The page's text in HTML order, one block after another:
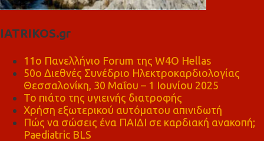
IATRIKOS.gr
11ο Πανελλήνιο Forum της W4O Hellas
50ο Διεθνές Συνέδριο Ηλεκτροκαρδιολογίας
Θεσσαλονίκη, 30 Μαΐου – 1 Ιουνίου 2025
Το πιάτο της υγιεινής διατροφής
Χρήση εξωτερικού αυτόματου απινιδωτή
Πώς να σώσεις ένα ΠΑΙΔΙ σε καρδιακή ανακοπή;
Paediatric BLS